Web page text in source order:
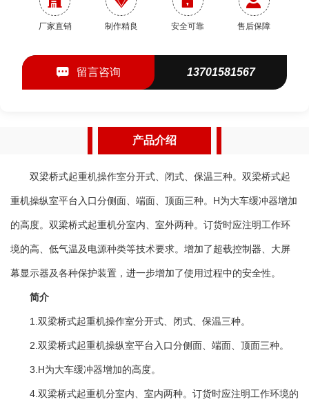
了超载控制器、大屏幕显示器及各种保护装置，进一步增加了
使用过程中的安全性。 简介 1.双梁桥式起重机操作室
入口分侧面、端面、顶面三种。 3.H为大车缓冲器增加的
高度。 4.双梁桥式起重机分室内、室内两种。订货时应注
了超载控制器、大屏幕显示器及各种保护装置，进一步增加了
使用过程中的安全性。 6.双梁桥式起重机一般都采用的空
中操作方式，他与其他的地操起重机有所不同。空操就是在起
车运行机构、小车、电器设备等组成。根据使用频繁程度不
同，分为A5、A6、A7三种工作级别。吊钩桥式起重机动作操
纵全部在司机内完成。双梁桥式起重机主要参数： 1.起重
量：5～10吨，16/3.2～50/10吨，75/20～100/20吨，100/32
厂家直销 制作精良 安全可靠 售后保障
留言咨询 13701581567
产品介绍
双梁桥式起重机操作室分开式、闭式、保温三种。双梁桥式起
重机操纵室平台入口分侧面、端面、顶面三种。H为大车缓冲器增加
的高度。双梁桥式起重机分室内、室外两种。订货时应注明工作环
境的高、低气温及电源种类等技术要求。增加了超载控制器、大屏
幕显示器及各种保护装置，进一步增加了使用过程中的安全性。
简介
1.双梁桥式起重机操作室分开式、闭式、保温三种。
2.双梁桥式起重机操纵室平台入口分侧面、端面、顶面三种。
3.H为大车缓冲器增加的高度。
4.双梁桥式起重机分室内、室内两种。订货时应注明工作环境的